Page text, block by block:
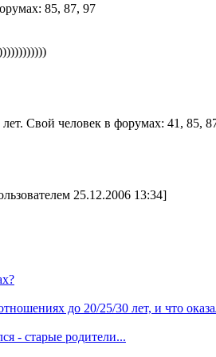
25.12.2006 13:34]
до 20/25/30 лет, и что
- старые родители...